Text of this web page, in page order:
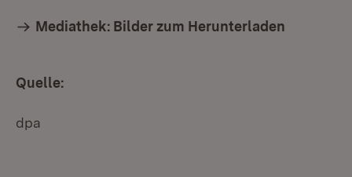
Mediathek: Bilder zum Herunterladen
Quelle:
dpa